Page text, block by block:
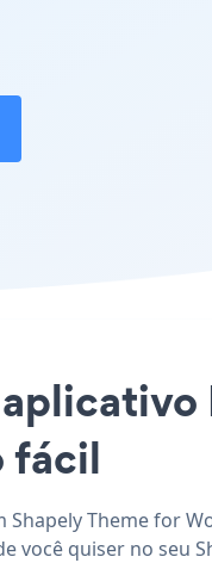
fácil
Shapely Theme for
você quiser no seu